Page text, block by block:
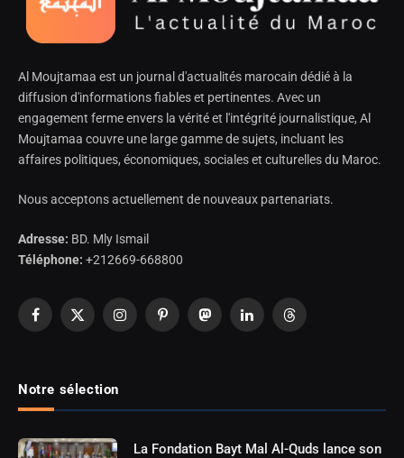
Al Moujtamaa est un journal d'actualités marocain dédié à la
diffusion d'informations fiables et pertinentes. Avec un
engagement ferme envers la vérité et l'intégrité journalistique, Al
Moujtamaa couvre une large gamme de sujets, incluant les
affaires politiques, économiques, sociales et culturelles du Maroc.
Nous acceptons actuellement de nouveaux partenariats.
Adresse: BD. Mly Ismail
Téléphone: +212669-668800
Facebook
X
InstagramPinterestMastodonLinkedInThreads
Notre sélection
La Fondation Bayt Mal Al-Quds lance son